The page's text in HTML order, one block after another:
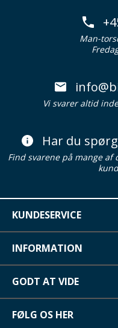
Man-
Vi svarer altid
Har du
Find svarene på mange af
KUNDESERVICE
INFORMATION
GODT AT VIDE
FØLG OS HER